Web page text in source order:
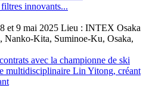
innovants...
et 9 mai 2025 Lieu : INTEX Osaka
Nanko-Kita, Suminoe-Ku, Osaka,